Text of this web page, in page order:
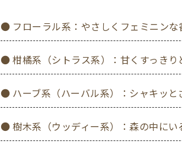
● フローラル系：やさしくフェミニンな
● 柑橘系（シトラス系）：甘くすっきり
● ハーブ系（ハーバル系）：シャキッ
● 樹木系（ウッディー系）：森の中に